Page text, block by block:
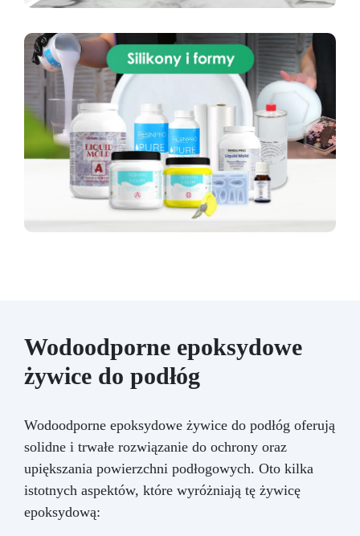
Wodoodporne epoksydowe
żywice do podłóg
Wodoodporne epoksydowe żywice do podłóg oferują
solidne i trwałe rozwiązanie do ochrony oraz
upiększania powierzchni podłogowych. Oto kilka
istotnych aspektów, które wyróżniają tę żywicę
epoksydową: